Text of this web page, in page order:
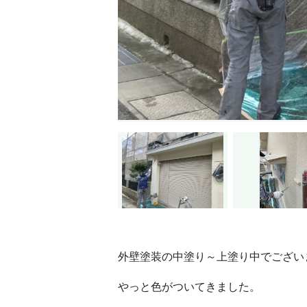
外壁塗装の中塗り～上塗り中でござ
やっと色がついてきました。